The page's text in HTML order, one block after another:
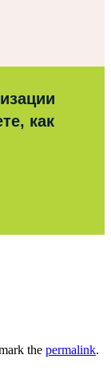
как
the permalink.